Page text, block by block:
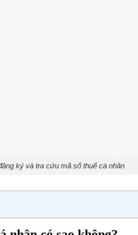
ký và tra cứu mã số thuế cá nhân